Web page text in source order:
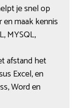
je snel op
maak kennis
MYSQL,
afstand het
Excel, en
Word en